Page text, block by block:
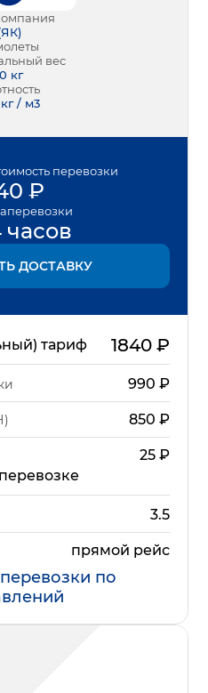
ЯК)
вес
кг
/ м3
перевозки
₽
часов
ДОСТАВКУ
тариф 1840₽
990 ₽
850 ₽
25₽
3.5
прямой рейс
по